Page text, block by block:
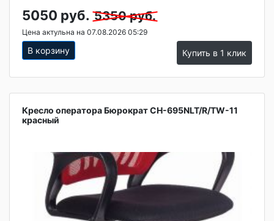
5050 руб. 5350 руб.
Цена актульна на 07.08.2026 05:29
В корзину Купить в 1 клик
Кресло оператора Бюрократ CH-695NLT/R/TW-11
красный